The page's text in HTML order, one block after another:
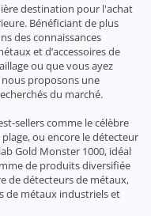
destination pour l'achat
Bénéficiant de plus
des connaissances
et d’accessoires de
ou que vous ayez
proposons une
du marché.
sellers comme le célèbre
ou encore le détecteur
Gold Monster 1000, idéal
de produits diversifiée
de détecteurs de métaux,
de métaux industriels et